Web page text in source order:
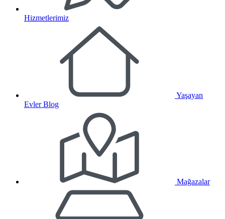
Hizmetlerimiz
Yaşayan
Evler Blog
Mağazalar